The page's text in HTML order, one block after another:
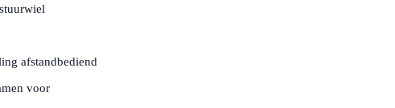
afstandbediend
voor